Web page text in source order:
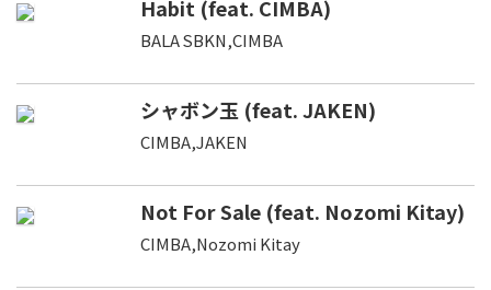
Habit (feat. CIMBA)
BALA SBKN,CIMBA
シャボン玉 (feat. JAKEN)
CIMBA,JAKEN
Not For Sale (feat. Nozomi Kitay)
CIMBA,Nozomi Kitay